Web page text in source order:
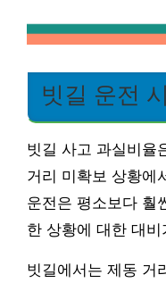
빗길 운전
빗길 사고 과실비율
거리 미확보 상황에
운전은 평소보다 훨
한 상황에 대한 대
빗길에서는 제동 거